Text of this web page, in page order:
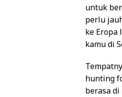
untuk
perlu
ke Eropa
kamu di
hunting
berasa